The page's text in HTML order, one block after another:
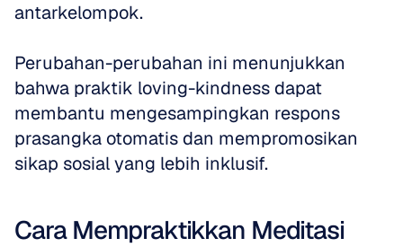
antarkelompok.
Perubahan-perubahan ini menunjukkan
bahwa praktik loving-kindness dapat
membantu mengesampingkan respons
prasangka otomatis dan mempromosikan
sikap sosial yang lebih inklusif.
Cara Mempraktikkan Meditasi